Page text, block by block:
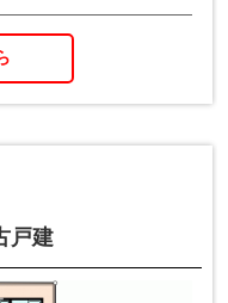
戸建